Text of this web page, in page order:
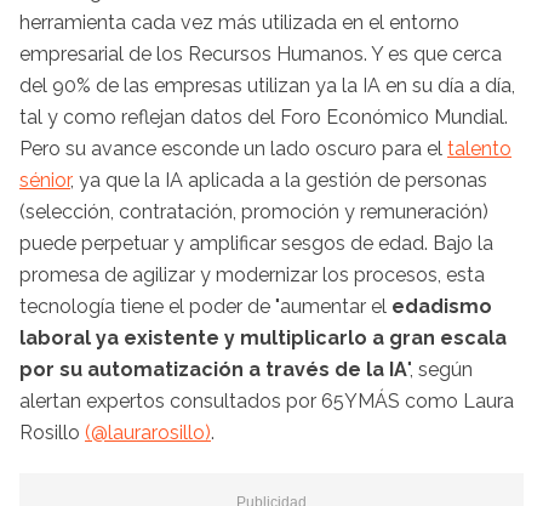
herramienta cada vez más utilizada en el entorno
empresarial de los Recursos Humanos. Y es que cerca
del 90% de las empresas utilizan ya la IA en su día a día,
tal y como reflejan datos del Foro Económico Mundial.
Pero su avance esconde un lado oscuro para el talento
sénior, ya que la IA aplicada a la gestión de personas
(selección, contratación, promoción y remuneración)
puede perpetuar y amplificar sesgos de edad. Bajo la
promesa de agilizar y modernizar los procesos, esta
tecnología tiene el poder de "aumentar el edadismo
laboral ya existente y multiplicarlo a gran escala
por su automatización a través de la IA", según
alertan expertos consultados por 65YMÁS como Laura
Rosillo (@laurarosillo).